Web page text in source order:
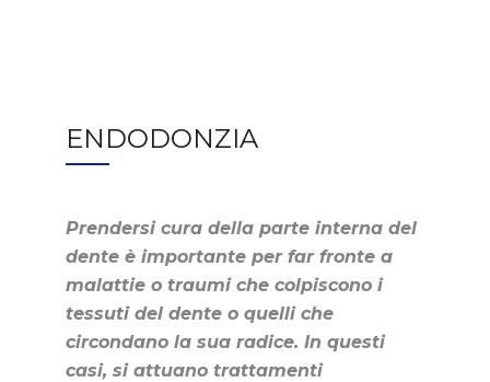
ENDODONZIA
Prendersi cura della parte interna del
dente è importante per far fronte a
malattie o traumi che colpiscono i
tessuti del dente o quelli che
circondano la sua radice. In questi
casi, si attuano trattamenti